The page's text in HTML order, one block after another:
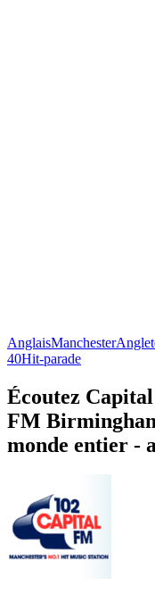
AnglaisManchester
40Hit-parade
Écoutez
FM
monde entier -